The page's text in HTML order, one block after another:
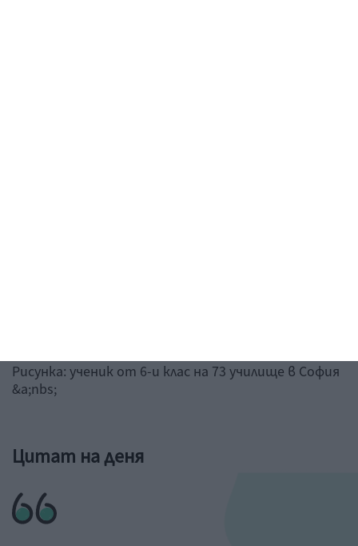
Рисунка: ученик от 6-и клас на 73 училище в София
&a;nbs;
Цитат на деня